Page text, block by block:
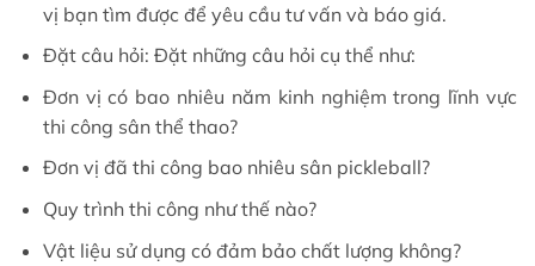
vị bạn tìm được để yêu cầu tư vấn và báo giá.
Đặt câu hỏi: Đặt những câu hỏi cụ thể như:
Đơn vị có bao nhiêu năm kinh nghiệm trong lĩnh vực
thi công sân thể thao?
Đơn vị đã thi công bao nhiêu sân pickleball?
Quy trình thi công như thế nào?
Vật liệu sử dụng có đảm bảo chất lượng không?